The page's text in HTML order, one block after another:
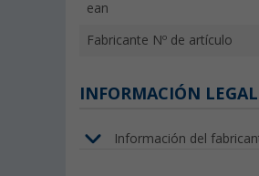
ean
Fabricante Nº de artículo
INFORMACIÓN LEGAL
Información del